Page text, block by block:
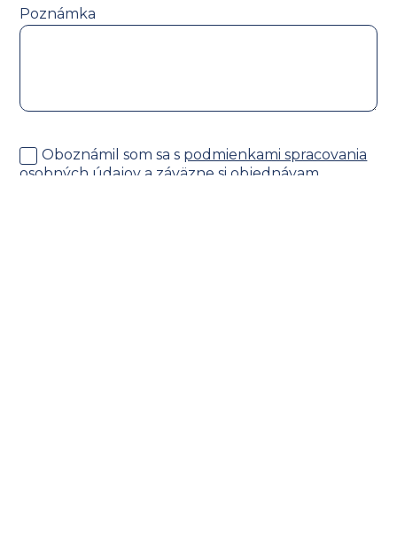
Poznámka
Oboznámil som sa s podmienkami spracovania
osobných údajov a záväzne si objednávam